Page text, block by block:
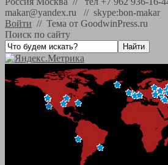
makar@yandex.ru // skype:bon-makar
Войти // Тема от GoodwinPress.ru
Поиск по сайту